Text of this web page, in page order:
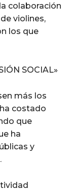
colaboración
violines,
los que
SOCIAL»
más los
costado
que
ha
y